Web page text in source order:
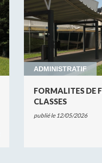
ADMINISTRATIF
FORMALITES DE
CLASSES
publié le 12/05/2026